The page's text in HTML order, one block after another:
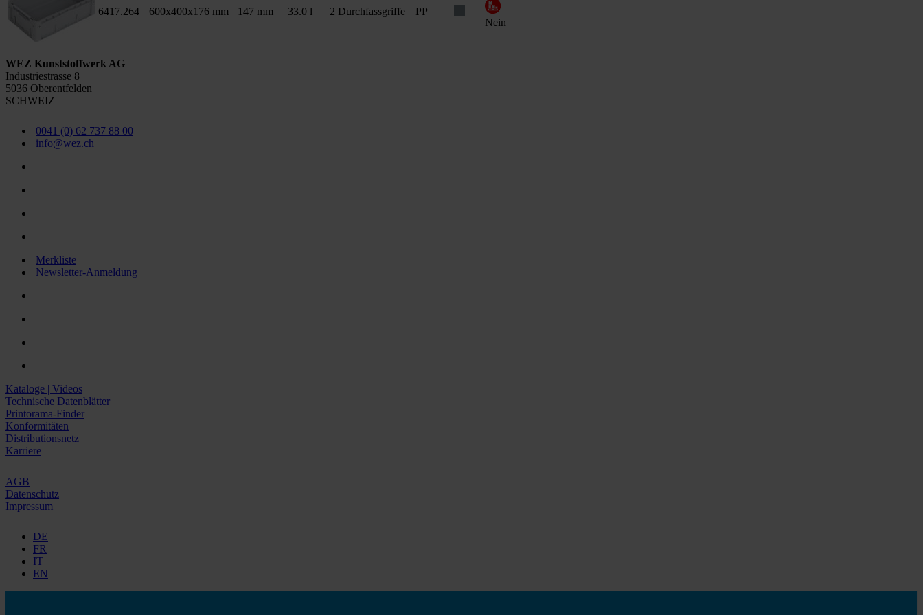
6417.264 600x400x176 mm 147 mm 33.0 l 2 Durchfassgriffe
PP
Nein
WEZ Kunststoffwerk AG
Industriestrasse 8
5036 Oberentfelden
SCHWEIZ
0041 (0) 62 737 88 00
info@wez.ch
Merkliste
Newsletter-Anmeldung
Kataloge | Videos
Technische Datenblätter
Printorama-Finder
Konformitäten
Distributionsnetz
Karriere
AGB
Datenschutz
Impressum
DE
FR
IT
EN